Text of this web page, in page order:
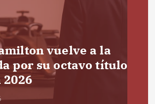
vuelve a la
por su octavo título
2026